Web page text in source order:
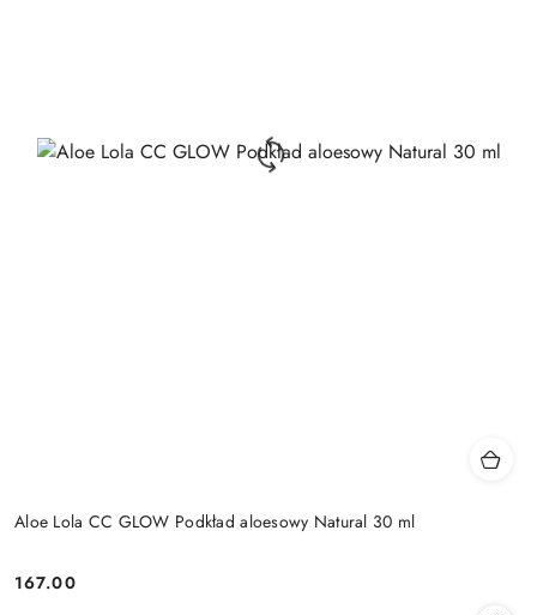
Aloe Lola CC GLOW Podkład aloesowy Natural 30 ml
Cena:
167.00